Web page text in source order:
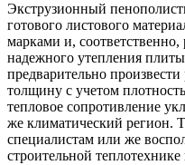
Экструзионный
готового листового
марками и,
надежного утепления
предварительно
толщину с учетом
тепловое сопротивление
же климатический регион.
специалистам или же
строительной